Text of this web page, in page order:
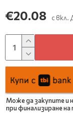
€20.08 с вкл.
Може да закупите и
при финализиране